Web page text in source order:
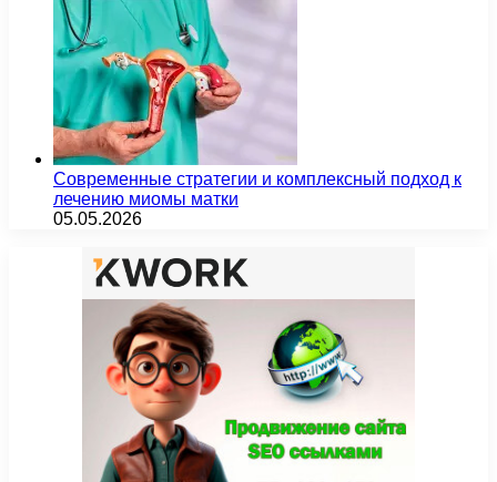
Современные стратегии и комплексный подход к
лечению миомы матки
05.05.2026